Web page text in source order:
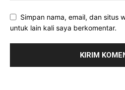
Simpan nama, email, dan situs
untuk lain kali saya berkomentar.